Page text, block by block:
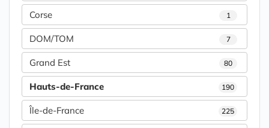
Corse 1
DOM/TOM 7
Grand Est 80
Hauts-de-France 190
Île-de-France 225